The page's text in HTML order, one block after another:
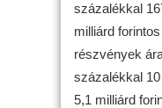
százalékkal
milliárd
részvények
százalékkal
5,1 milliárd